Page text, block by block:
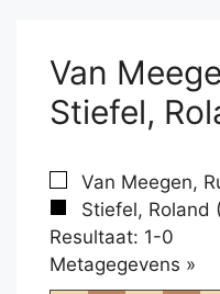
Van
Stiefel,
Van Meegen,
Stiefel, Roland
Resultaat: 1-0
Metagegevens »